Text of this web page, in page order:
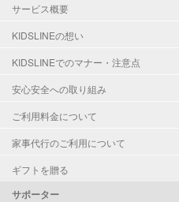
サービス概要
KIDSLINEの想い
KIDSLINEでのマナー・注意点
安心安全への取り組み
ご利用料金について
家事代行のご利用について
ギフトを贈る
サポーター